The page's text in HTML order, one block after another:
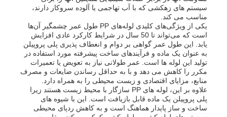
تابلوی تبلیغاتی PP
ورق پلاستیکی PP
هیئت PPS
سیستم های زهکشی که با آب تهاجمی یا آلوده سروکار دارند،
مناسب می کند.
یکی از ویژگی‌های کلیدی لوله‌های PP طول عمر چشمگیر آن‌ها
است که می‌تواند تا 50 سال در شرایط کارکرد عادی افزایش
یابد. این طول عمر گواهی بر دوام و انعطاف پذیری پلی پروپیلن
به عنوان یک ماده و فرآیندهای ساخت پیشرفته مورد استفاده در
تولید این لوله ها است. عمر طولانی نیاز به تعویض یا تعمیرات
مکرر را کاهش می دهد و با به حداقل رساندن ضایعات و مصرف
منابع، مزایای اقتصادی و زیست محیطی را به همراه دارد.
علاوه بر این، لوله های PP سازگار با محیط زیست هستند زیرا
پلی پروپیلن یک ماده قابل بازیافت است. این با شیوه های
ساخت و ساز پایدار هماهنگ است و به کاهش ردپای محیطی